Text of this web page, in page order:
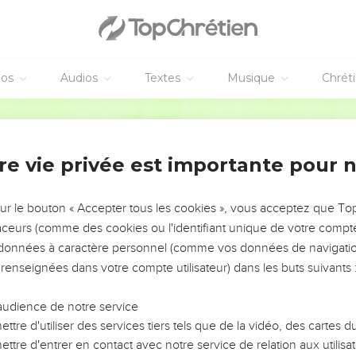
Audios Textes Musique
sujet de la vengeance
a été dit : Œil pour œil et dent pour dent.
un procès et prendre ta chemise, laisse-lui encore ton
faire un kilomètre, fais-en deux avec lui.
une demande et ne te détourne pas de celui qui veut te
a été dit : ‘Tu aimeras ton prochain et tu détesteras ton
Aimez vos ennemis, [bénissez ceux qui vous maudissent,
pour ceux [qui vous maltraitent et] qui vous persécutent,
et sur les injustes.
vous aiment, quelle récompense méritez-vous ? Les
vie privée est importante pour
le bouton « Accepter tous les cookies », vous acceptez que
(comme des cookies ou l'identifiant unique de votre
à caractère personnel (comme vos données de
dans votre compte utilisateur) dans les buts suivants :
de notre service
d'utiliser des services tiers tels que de la vidéo, des cartes
d'entrer en contact avec notre service de relation aux